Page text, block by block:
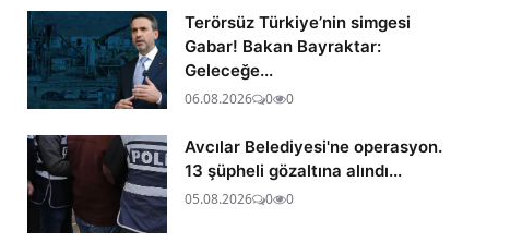
Terörsüz Türkiye’nin simgesi
Gabar! Bakan Bayraktar:
Geleceğe...
06.08.2026 0 0
Avcılar Belediyesi'ne operasyon.
13 şüpheli gözaltına alındı...
05.08.2026 0 0